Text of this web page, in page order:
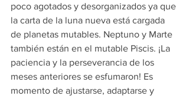
poco agotados y desorganizados ya que
la carta de la luna nueva está cargada
de planetas mutables. Neptuno y Marte
también están en el mutable Piscis. ¡La
paciencia y la perseverancia de los
meses anteriores se esfumaron! Es
momento de ajustarse, adaptarse y